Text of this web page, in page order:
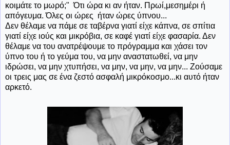
κοιμάτε το μωρό;" Ότι ώρα κι αν ήταν. Πρωί,μεσημέρι ή
απόγευμα. Όλες οι ώρες ήταν ώρες ύπνου...
Δεν θέλαμε να πάμε σε ταβέρνα γιατί είχε κάπνα, σε σπίτια
γιατί είχε ιούς και μικρόβια, σε καφέ γιατί είχε φασαρία. Δεν
θέλαμε να του ανατρέψουμε το πρόγραμμα και χάσει τον
ύπνο του ή το γεύμα του, να μην αναστατωθεί, να μην
ιδρώσει, να μην χτυπήσει, να μην, να μην, να μην... Ζούσαμε
οι τρεις μας σε ένα ζεστό ασφαλή μικρόκοσμο...κι αυτό ήταν
αρκετό.